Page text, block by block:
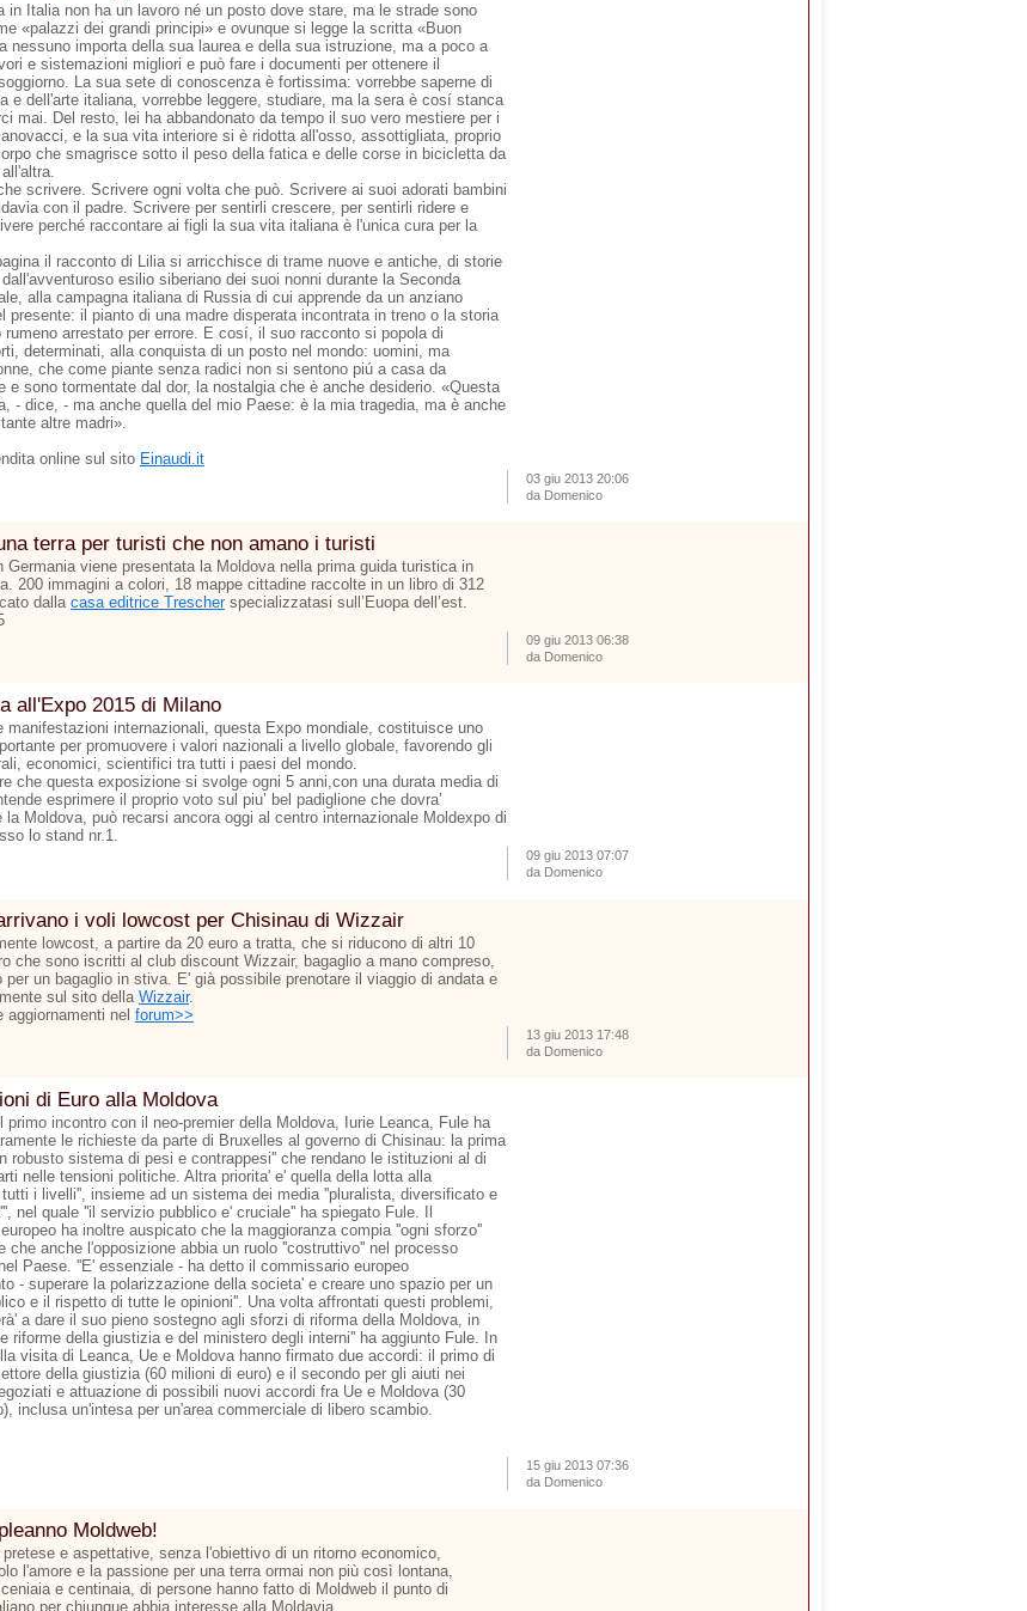
in Italia non ha un lavoro né un posto dove stare, ma le strade sono
«palazzi dei grandi principi» e ovunque si legge la scritta «Buon
nessuno importa della sua laurea e della sua istruzione, ma a poco a
e sistemazioni migliori e può fare i documenti per ottenere il
La sua sete di conoscenza è fortissima: vorrebbe saperne di
e dell'arte italiana, vorrebbe leggere, studiare, ma la sera è cosí stanca
mai. Del resto, lei ha abbandonato da tempo il suo vero mestiere per i
e la sua vita interiore si è ridotta all'osso, assottigliata, proprio
che smagrisce sotto il peso della fatica e delle corse in bicicletta da
scrivere. Scrivere ogni volta che può. Scrivere ai suoi adorati bambini
con il padre. Scrivere per sentirli crescere, per sentirli ridere e
perché raccontare ai figli la sua vita italiana è l'unica cura per la
il racconto di Lilia si arricchisce di trame nuove e antiche, di storie
esilio siberiano dei suoi nonni durante la Seconda
alla campagna italiana di Russia di cui apprende da un anziano
presente: il pianto di una madre disperata incontrata in treno o la storia
rumeno arrestato per errore. E cosí, il suo racconto si popola di
determinati, alla conquista di un posto nel mondo: uomini, ma
che come piante senza radici non si sentono piú a casa da
e sono tormentate dal dor, la nostalgia che è anche desiderio. «Questa
- dice, - ma anche quella del mio Paese: è la mia tragedia, ma è anche
altre madri».
online sul sito Einaudi.it
03 giu 2013 20:06
da Domenico
terra per turisti che non amano i turisti
Germania viene presentata la Moldova nella prima guida turistica in
200 immagini a colori, 18 mappe cittadine raccolte in un libro di 312
dalla casa editrice Trescherspecializzatasi sull’Euopa dell’est.
09 giu 2013 06:38
da Domenico
all'Expo 2015 di Milano
manifestazioni internazionali, questa Expo mondiale, costituisce uno
per promuovere i valori nazionali a livello globale, favorendo gli
economici, scientifici tra tutti i paesi del mondo.
che questa exposizione si svolge ogni 5 anni,con una durata media di
esprimere il proprio voto sul piu’ bel padiglione che dovra’
la Moldova, può recarsi ancora oggi al centro internazionale Moldexpo di
lo stand nr.1.
09 giu 2013 07:07
da Domenico
i voli lowcost per Chisinau di Wizzair
lowcost, a partire da 20 euro a tratta, che si riducono di altri 10
che sono iscritti al club discount Wizzair, bagaglio a mano compreso,
per un bagaglio in stiva. E' già possibile prenotare il viaggio di andata e
sul sito dellaWizzair.
aggiornamenti nel forum>>
13 giu 2013 17:48
da Domenico
di Euro alla Moldova
primo incontro con il neo-premier della Moldova, Iurie Leanca, Fule ha
le richieste da parte di Bruxelles al governo di Chisinau: la prima
robusto sistema di pesi e contrappesi'' che rendano le istituzioni al di
nelle tensioni politiche. Altra priorita' e' quella della lotta alla
i livelli'', insieme ad un sistema dei media ''pluralista, diversificato e
nel quale ''il servizio pubblico e' cruciale'' ha spiegato Fule. Il
ha inoltre auspicato che la maggioranza compia ''ogni sforzo''
che anche l'opposizione abbia un ruolo ''costruttivo'' nel processo
Paese. ''E' essenziale - ha detto il commissario europeo
- superare la polarizzazione della societa' e creare uno spazio per un
e il rispetto di tutte le opinioni''. Una volta affrontati questi problemi,
a dare il suo pieno sostegno agli sforzi di riforma della Moldova, in
riforme della giustizia e del ministero degli interni'' ha aggiunto Fule. In
visita di Leanca, Ue e Moldova hanno firmato due accordi: il primo di
della giustizia (60 milioni di euro) e il secondo per gli aiuti nei
e attuazione di possibili nuovi accordi fra Ue e Moldova (30
inclusa un'intesa per un'area commerciale di libero scambio.
15 giu 2013 07:36
da Domenico
Moldweb!
e aspettative, senza l'obiettivo di un ritorno economico,
l'amore e la passione per una terra ormai non più così lontana,
e centinaia, di persone hanno fatto di Moldweb il punto di
per chiunque abbia interesse alla Moldavia.